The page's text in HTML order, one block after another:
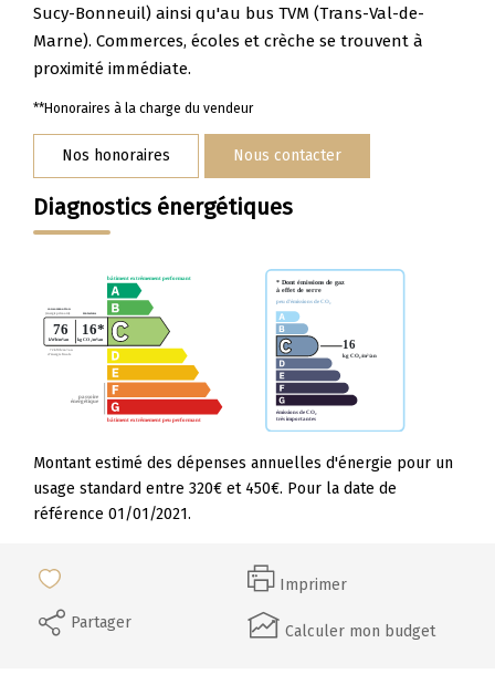
Sucy-Bonneuil) ainsi qu'au bus TVM (Trans-Val-de-
Marne). Commerces, écoles et crèche se trouvent à
proximité immédiate.
**Honoraires à la charge du vendeur
Nos honoraires Nous contacter
Diagnostics énergétiques
Montant estimé des dépenses annuelles d'énergie pour un
usage standard entre 320€ et 450€. Pour la date de
référence 01/01/2021.
Imprimer
Partager
Calculer mon budget